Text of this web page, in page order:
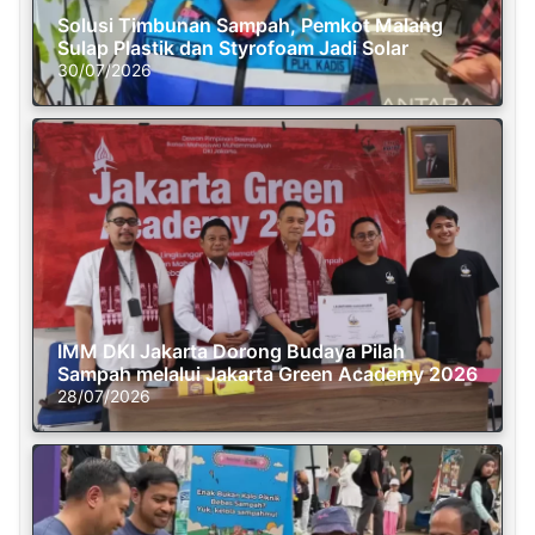
Solusi Timbunan Sampah, Pemkot Malang
Sulap Plastik dan Styrofoam Jadi Solar
30/07/2026
IMM DKI Jakarta Dorong Budaya Pilah
Sampah melalui Jakarta Green Academy 2026
28/07/2026